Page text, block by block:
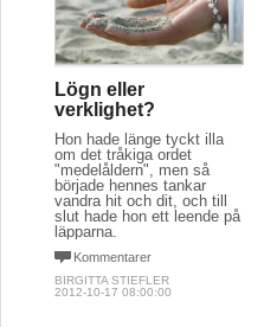
Lögn eller
verklighet?
Hon hade länge tyckt illa
om det tråkiga ordet
"medelåldern", men så
började hennes tankar
vandra hit och dit, och till
slut hade hon ett leende på
läpparna.
Kommentarer
BIRGITTA STIEFLER
2012-10-17 08:00:00